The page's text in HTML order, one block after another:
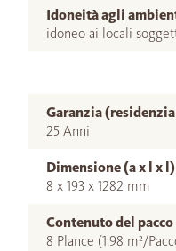
Idoneità agli
idoneo ai locali
Garanzia
25 Anni
Dimensione (a x l x l)
8 x 193 x 1282 mm
Contenuto del pacco
8 Plance (1,98 m²/